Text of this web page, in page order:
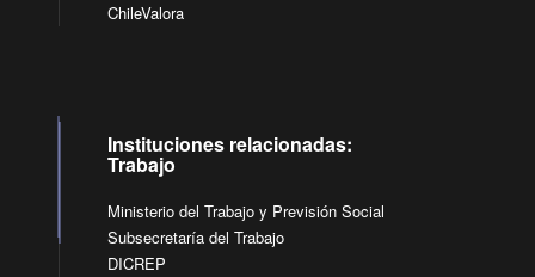
ChileValora
Instituciones relacionadas:
Trabajo
Ministerio del Trabajo y Previsión Social
Subsecretaría del Trabajo
DICREP